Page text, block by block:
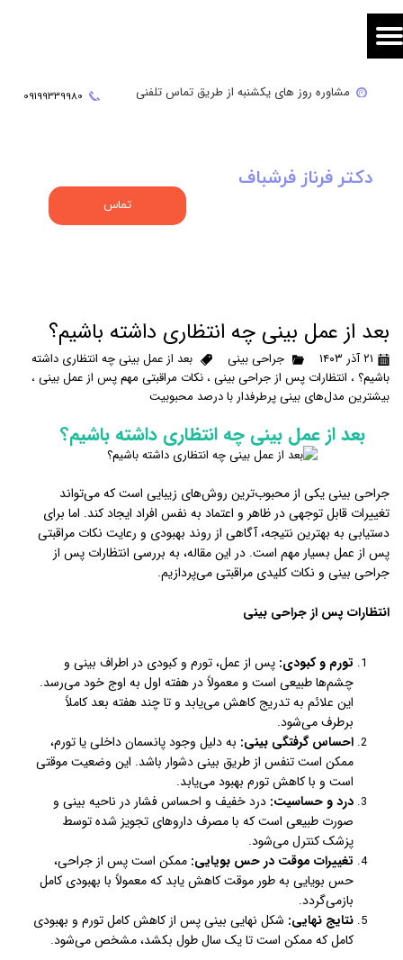
دکتر فرناز فرشباف
تماس
مشاوره روز های یکشنبه از طریق تماس تلفنی 09199339980
بعد از عمل بینی چه انتظاری داشته باشیم؟
۲۱ آذر ۱۴۰۳ جراحی بینی
بعد از عمل بینی چه انتظاری داشته
باشیم؟، انتظارات پس از جراحی بینی، نکات مراقبتی مهم پس از عمل بینی،
بیشترین مدل‌های بینی پرطرفدار با درصد محبوبیت
بعد از عمل بینی چه انتظاری داشته باشیم؟
جراحی بینی یکی از محبوب‌ترین روش‌های زیبایی است که می‌تواند
تغییرات قابل توجهی در ظاهر و اعتماد به نفس افراد ایجاد کند. اما برای
دستیابی به بهترین نتیجه، آگاهی از روند بهبودی و رعایت نکات مراقبتی
پس از عمل بسیار مهم است. در این مقاله، به بررسی انتظارات پس از
جراحی بینی و نکات کلیدی مراقبتی می‌پردازیم.
انتظارات پس از جراحی بینی
تورم و کبودی: پس از عمل، تورم و کبودی در اطراف بینی و
چشم‌ها طبیعی است و معمولاً در هفته اول به اوج خود می‌رسد.
این علائم به تدریج کاهش می‌یابد و تا چند هفته بعد کاملاً
برطرف می‌شود.
احساس گرفتگی بینی: به دلیل وجود پانسمان داخلی یا تورم،
ممکن است تنفس از طریق بینی دشوار باشد. این وضعیت موقتی
است و با کاهش تورم بهبود می‌یابد.
درد و حساسیت: درد خفیف و احساس فشار در ناحیه بینی و
صورت طبیعی است که با مصرف داروهای تجویز شده توسط
پزشک کنترل می‌شود.
تغییرات موقت در حس بویایی: ممکن است پس از جراحی،
حس بویایی به طور موقت کاهش یابد که معمولاً با بهبودی کامل
بازمی‌گردد.
نتایج نهایی: شکل نهایی بینی پس از کاهش کامل تورم و بهبودی
کامل که ممکن است تا یک سال طول بکشد، مشخص می‌شود.